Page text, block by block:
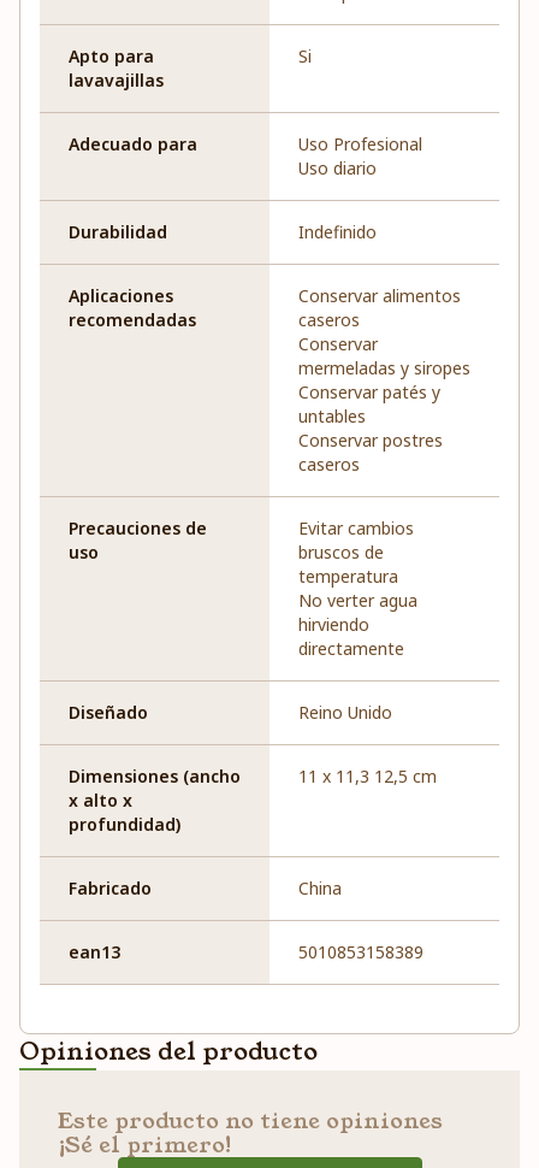
Apto para
lavavajillas
Si
Adecuado para
Uso Profesional
Uso diario
Durabilidad Indefinido
Aplicaciones
recomendadas
Conservar alimentos
caseros
Conservar
mermeladas y siropes
Conservar patés y
untables
Conservar postres
caseros
Precauciones de
uso
Evitar cambios
bruscos de
temperatura
No verter agua
hirviendo
directamente
Diseñado Reino Unido
Dimensiones (ancho
x alto x
profundidad)
11 x 11,3 12,5 cm
Fabricado China
ean13 5010853158389
Opiniones del producto
Este producto no tiene opiniones
¡Sé el primero!